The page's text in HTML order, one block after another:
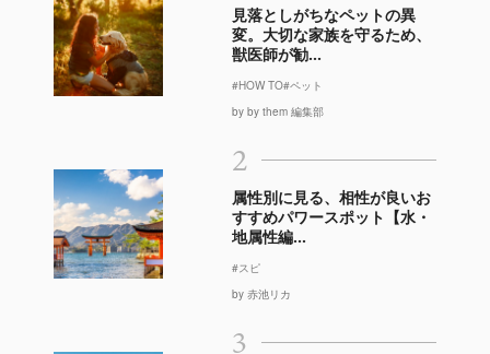
見落としがちなペットの異
変。大切な家族を守るため、
獣医師が勧...
#HOW TO#ペット
by by them 編集部
2
属性別に見る、相性が良いお
すすめパワースポット【水・
地属性編...
#スピ
by 赤池リカ
3